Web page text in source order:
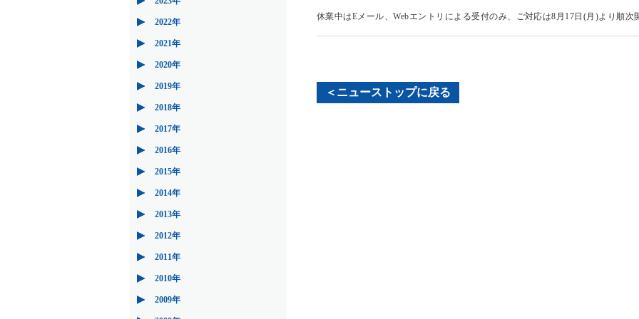
2022年
2021年
2020年
2019年
2018年
2017年
2016年
2015年
2014年
2013年
2012年
2011年
2010年
2009年
休業中はEメール、Webエントリによる受付のみ、ご対応は8月17日(月)より順次
＜ニューストップに戻る